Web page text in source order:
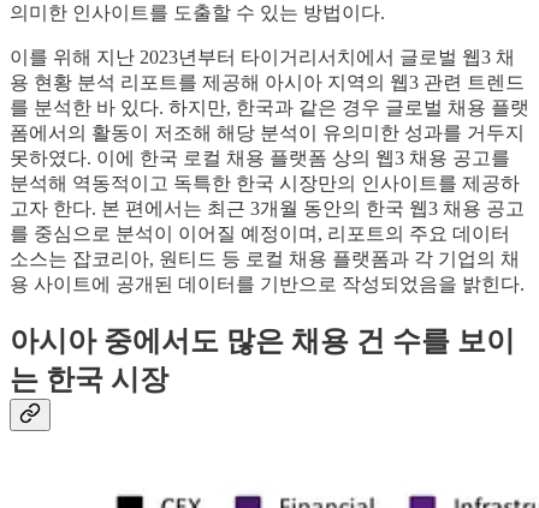
의미한 인사이트를 도출할 수 있는 방법이다.
이를 위해 지난 2023년부터 타이거리서치에서 글로벌 웹3 채
용 현황 분석 리포트를 제공해 아시아 지역의 웹3 관련 트렌드
를 분석한 바 있다. 하지만, 한국과 같은 경우 글로벌 채용 플랫
폼에서의 활동이 저조해 해당 분석이 유의미한 성과를 거두지
못하였다. 이에 한국 로컬 채용 플랫폼 상의 웹3 채용 공고를
분석해 역동적이고 독특한 한국 시장만의 인사이트를 제공하
고자 한다. 본 편에서는 최근 3개월 동안의 한국 웹3 채용 공고
를 중심으로 분석이 이어질 예정이며, 리포트의 주요 데이터
소스는 잡코리아, 원티드 등 로컬 채용 플랫폼과 각 기업의 채
용 사이트에 공개된 데이터를 기반으로 작성되었음을 밝힌다.
아시아 중에서도 많은 채용 건 수를 보이
는 한국 시장